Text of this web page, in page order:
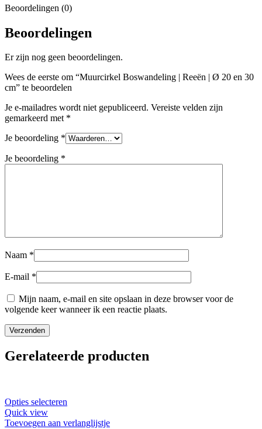
Beoordelingen (0)
Beoordelingen
Er zijn nog geen beoordelingen.
Wees de eerste om “Muurcirkel Boswandeling | Reeën | Ø 20 en 30
cm” te beoordelen
Je e-mailadres wordt niet gepubliceerd. Vereiste velden zijn
gemarkeerd met *
Je beoordeling *
Je beoordeling *
Naam *
E-mail *
Mijn naam, e-mail en site opslaan in deze browser voor de
volgende keer wanneer ik een reactie plaats.
Gerelateerde producten
Opties selecteren
Quick view
Toevoegen aan verlanglijstje